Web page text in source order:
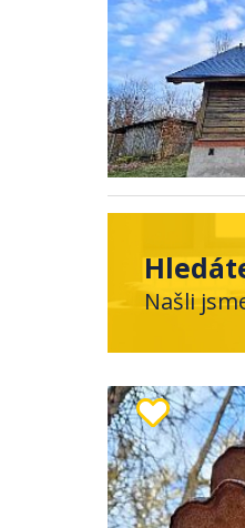
Našli